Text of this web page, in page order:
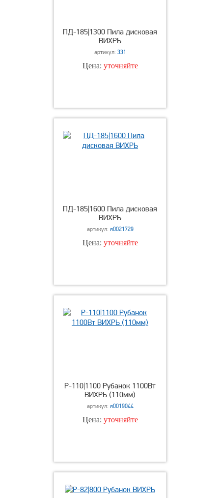
ПД-185|1300 Пила дисковая
ВИХРЬ
артикул: 331
Цена: уточняйте
ПД-185|1600 Пила дисковая
ВИХРЬ
артикул: я0021729
Цена: уточняйте
Р-110|1100 Рубанок 1100Вт
ВИХРЬ (110мм)
артикул: я0019044
Цена: уточняйте